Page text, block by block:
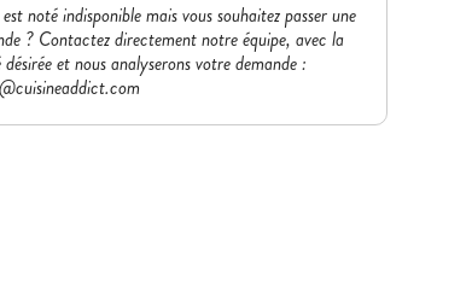
noté indisponible mais vous souhaitez passer une
? Contactez directement notre équipe, avec la
et nous analyserons votre demande :